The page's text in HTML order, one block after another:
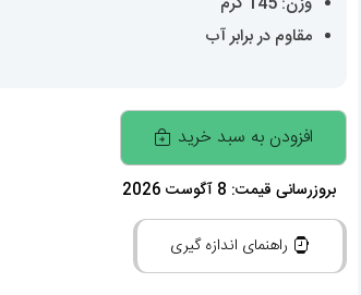
مقاوم در برابر آب
ساعت
مچی
مردانه
کارتیر
اتومات
افزودن به سبد خرید
بروزرسانی قیمت: 8 آگوست 2026
راهنمای اندازه گیری